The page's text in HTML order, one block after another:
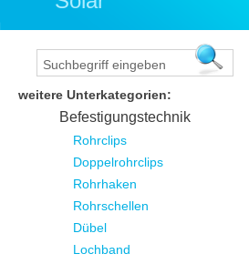
weitere Unterkategorien:
Befestigungstechnik
Rohrclips
Doppelrohrclips
Rohrhaken
Rohrschellen
Dübel
Lochband